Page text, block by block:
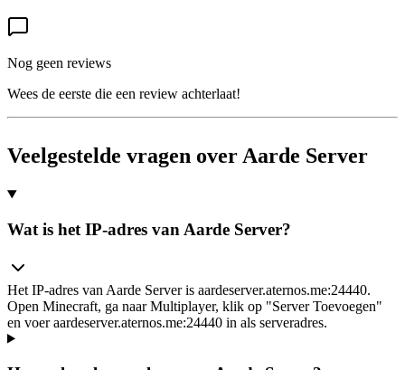
Nog geen reviews
Wees de eerste die een review achterlaat!
Veelgestelde vragen over Aarde Server
Wat is het IP-adres van Aarde Server?
Het IP-adres van Aarde Server is aardeserver.aternos.me:24440.
Open Minecraft, ga naar Multiplayer, klik op "Server Toevoegen"
en voer aardeserver.aternos.me:24440 in als serveradres.